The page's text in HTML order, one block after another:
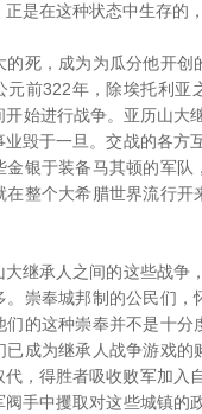
正是在这种状态中生存的
，成为为瓜分他开创
元前322年，除埃托利亚
开始进行战争。亚历山大
业毁于一旦。交战的各方
金银于装备马其顿的军
在整个大希腊世界流行
承人之间的这些战争，
。崇奉城邦制的公民们
们的这种崇奉并不是十
已成为继承人战争游戏
代，得胜者吸收败军加入
阀手中攫取对这些城镇的